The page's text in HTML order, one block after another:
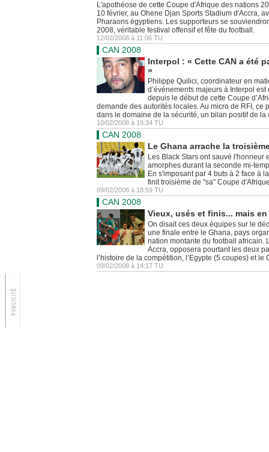
L'apothéose de cette Coupe d'Afrique des nations
10 février, au Ohene Djan Sports Stadium d'Accra,
Pharaons égyptiens. Les supporteurs se
2008, véritable festival offensif et fête du football.
12/02/2008 à 11:06 TU
CAN 2008
Interpol : « Cette CAN a été
»
Philippe Quilici, coordinateur en
d’événements majeurs à Interpol
depuis le début de cette Coupe
demande des autorités locales. Au micro de RFI, ce
dans le domaine de la sécurité, un bilan positif de la
10/02/2008 à 19:34 TU
CAN 2008
Le Ghana arrache la
Les Black Stars ont sauvé l'honneur
amorphes durant la seconde mi-
En s'imposant par 4 buts à 2 face à
finit troisième de "sa" Coupe
09/02/2008 à 18:59 TU
CAN 2008
Vieux, usés et finis... mais
On disait ces deux équipes sur le
une finale entre le Ghana, pays
nation montante du football africain.
Accra, opposera pourtant les deux
l’histoire de la compétition, l’Egypte (5 coupes) et
09/02/2008 à 14:17 TU